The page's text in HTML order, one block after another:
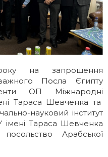
на запрошення
Посла Єгипту
ОП Міжнародні
Тараса Шевченка та
науковий інститут
Тараса Шевченка
Арабської
в ННІМВ